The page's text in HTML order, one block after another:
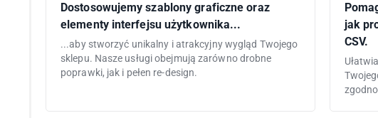
Dostosowujemy szablony graficzne oraz
elementy interfejsu użytkownika...
...aby stworzyć unikalny i atrakcyjny wygląd Twojego
sklepu. Nasze usługi obejmują zarówno drobne
poprawki, jak i pełen re-design.
jak
CSV.